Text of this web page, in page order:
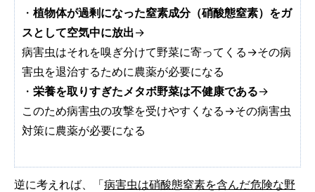
・ 植物体が過剰になった窒素成分（硝酸態窒素）をガ
スとして空気中に放出→
病害虫はそれを嗅ぎ分けて野菜に寄ってくる→その病
害虫を退治するために農薬が必要になる
・ 栄養を取りすぎたメタボ野菜は不健康である→
このため病害虫の攻撃を受けやすくなる→その病害虫
対策に農薬が必要になる
逆に考えれば、「病害虫は硝酸態窒素を含んだ危険な野